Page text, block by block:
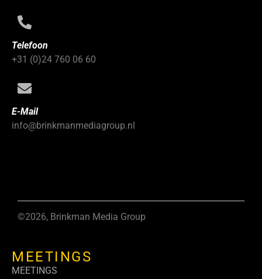
Telefoon
+31 (0)24 760 06 60
E-Mail
info@brinkmanmediagroup.nl
©2026, Brinkman Media Group
MEETINGS
MEETINGS